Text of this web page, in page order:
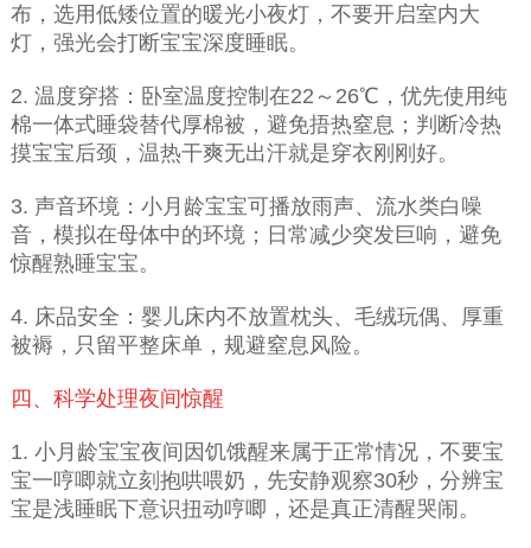
布，选用低矮位置的暖光小夜灯，不要开启室内大
灯，强光会打断宝宝深度睡眠。
2. 温度穿搭：卧室温度控制在22～26℃，优先使用纯
棉一体式睡袋替代厚棉被，避免捂热窒息；判断冷热
摸宝宝后颈，温热干爽无出汗就是穿衣刚刚好。
3. 声音环境：小月龄宝宝可播放雨声、流水类白噪
音，模拟在母体中的环境；日常减少突发巨响，避免
惊醒熟睡宝宝。
4. 床品安全：婴儿床内不放置枕头、毛绒玩偶、厚重
被褥，只留平整床单，规避窒息风险。
四、科学处理夜间惊醒
1. 小月龄宝宝夜间因饥饿醒来属于正常情况，不要宝
宝一哼唧就立刻抱哄喂奶，先安静观察30秒，分辨宝
宝是浅睡眠下意识扭动哼唧，还是真正清醒哭闹。